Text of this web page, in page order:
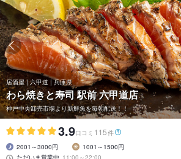
居酒屋 | 六甲道 | 兵庫県
わら焼きと寿司 駅前 六甲道店
神戸中央卸売市場より新鮮魚を毎朝配送！！
3.9口コミ 115件
2001～3000円
1001～1500円